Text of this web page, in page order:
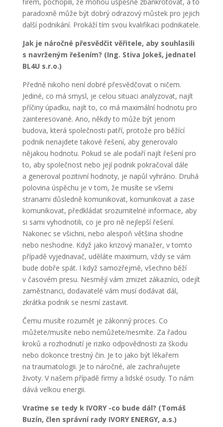
firem, pochopili, že mohou úspěšně zbankrotovat, a to
paradoxně může být dobrý odrazový můstek pro jejich
další podnikání. Prokáží tím svou kvalifikaci podnikatele.
Jak je náročné přesvědčit věřitele, aby souhlasili
s navrženým řešením? (Ing. Stiva Jokeš, jednatel
BL4U s.r.o.)
Předně nikoho není dobré přesvědčovat o ničem.
Jediné, co má smysl, je celou situaci analyzovat, najít
příčiny úpadku, najít to, co má maximální hodnotu pro
zainteresované. Ano, někdy to může být jenom
budova, která společnosti patří, protože pro běžící
podnik nenajdete takové řešení, aby generovalo
nějakou hodnotu. Pokud se ale podaří najít řešení pro
to, aby společnost nebo její podnik pokračoval dále
a generoval pozitivní hodnoty, je napůl vyhráno. Druhá
polovina úspěchu je v tom, že musíte se všemi
stranami důsledně komunikovat, komunikovat a zase
komunikovat, předkládat srozumitelné informace, aby
si sami vyhodnotili, co je pro ně nejlepší řešení.
Nakonec se všichni, nebo alespoň většina shodne
nebo neshodne. Když jako krizový manažer, v tomto
případě vyjednavač, uděláte maximum, vždy se vám
bude dobře spát. I když samozřejmě, všechno běží
v časovém presu. Nesmějí vám zmizet zákazníci, odejít
zaměstnanci, dodavatelé vám musí dodávat dál,
zkrátka podnik se nesmí zastavit.
Čemu musíte rozumět je zákonný proces. Co
můžete/musíte nebo nemůžete/nesmíte. Za řadou
kroků a rozhodnutí je riziko odpovědnosti za škodu
nebo dokonce trestný čin. Je to jako být lékařem
na traumatologii. Je to náročné, ale zachraňujete
životy. V našem případě firmy a lidské osudy. To nám
dává velkou energii.
Vraťme se tedy k IVORY -co bude dál? (Tomáš
Buzín, člen správní rady IVORY ENERGY, a.s.)